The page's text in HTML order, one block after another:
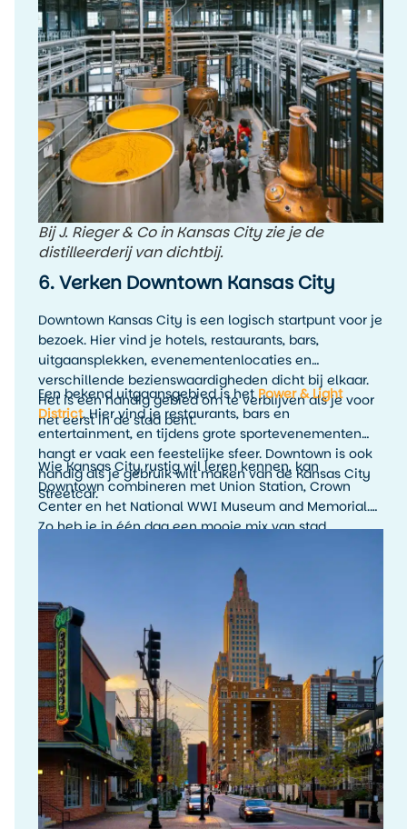
Bij J. Rieger & Co in Kansas City zie je de
distilleerderij van dichtbij.
6. Verken Downtown Kansas City
Downtown Kansas City is een logisch startpunt voor je
bezoek. Hier vind je hotels, restaurants, bars,
uitgaansplekken, evenementenlocaties en
verschillende bezienswaardigheden dicht bij elkaar.
Het is een handig gebied om te verblijven als je voor
het eerst in de stad bent.
Een bekend uitgaansgebied is hetPower & Light
District. Hier vind je restaurants, bars en
entertainment, en tijdens grote sportevenementen
hangt er vaak een feestelijke sfeer. Downtown is ook
handig als je gebruik wilt maken van de Kansas City
Streetcar.
Wie Kansas City rustig wil leren kennen, kan
Downtown combineren met Union Station, Crown
Center en het National WWI Museum and Memorial.
Zo heb je in één dag een mooie mix van stad,